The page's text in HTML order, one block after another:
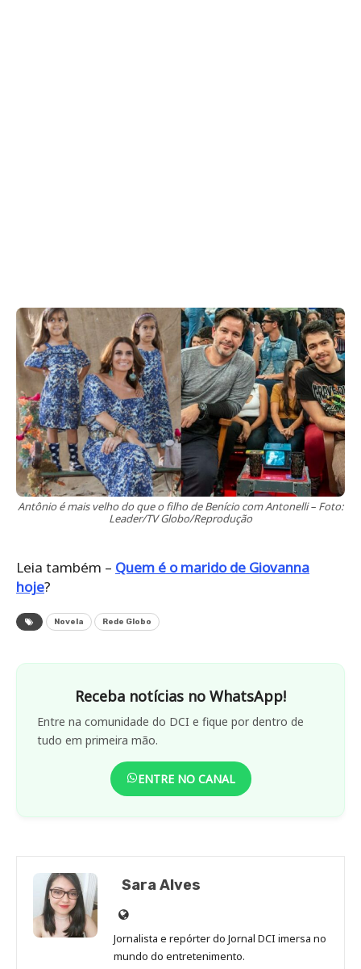
Antônio é mais velho do que o filho de Benício com Antonelli – Foto:
Leader/TV Globo/Reprodução
Leia também – Quem é o marido de Giovanna
hoje?
Novela Rede Globo
Receba notícias no WhatsApp!
Entre na comunidade do DCI e fique por dentro de
tudo em primeira mão.
ENTRE NO CANAL
Sara Alves
Site
de
Sara
Jornalista e repórter do Jornal DCI imersa no
mundo do entretenimento.